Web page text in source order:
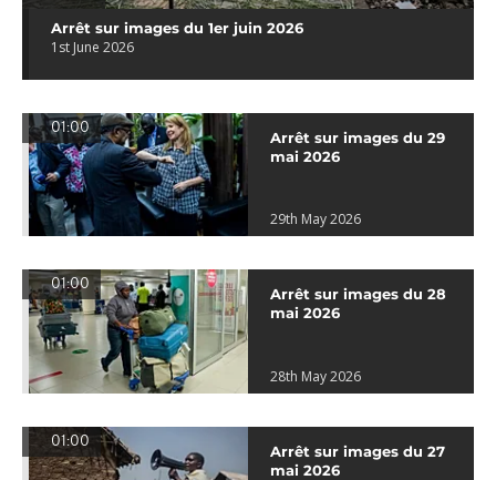
Arrêt sur images du 1er juin 2026
1st June 2026
01:00
Arrêt sur images du 29
mai 2026
29th May 2026
01:00
Arrêt sur images du 28
mai 2026
28th May 2026
01:00
Arrêt sur images du 27
mai 2026